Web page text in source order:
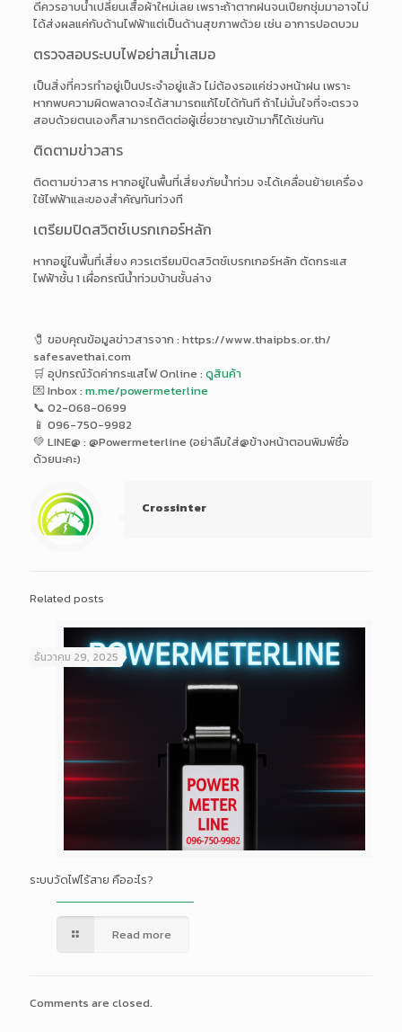
ดีควรอาบน้ำเปลี่ยนเสื้อผ้าใหม่เลย เพราะถ้าตากฝนจนเปียกชุ่มมาอาจไม่
ได้ส่งผลแค่กับด้านไฟฟ้าแต่เป็นด้านสุขภาพด้วย เช่น อาการปอดบวม
ตรวจสอบระบบไฟอย่าสม่ำเสมอ
เป็นสิ่งที่ควรทำอยู่เป็นประจำอยู่แล้ว ไม่ต้องรอแค่ช่วงหน้าฝน เพราะ
หากพบความผิดพลาดจะได้สามารถแก้ไขได้ทันที ถ้าไม่มั่นใจที่จะตรวจ
สอบด้วยตนเองก็สามารถติดต่อผู้เชี่ยวชาญเข้ามาก็ได้เช่นกัน
ติดตามข่าวสาร
ติดตามข่าวสาร หากอยู่ในพื้นที่เสี่ยงภัยน้ำท่วม จะได้เคลื่อนย้ายเครื่อง
ใช้ไฟฟ้าและของสำคัญทันท่วงที
เตรียมปิดสวิตช์เบรกเกอร์หลัก
หากอยู่ในพื้นที่เสี่ยง ควรเตรียมปิดสวิตช์เบรกเกอร์หลัก ตัดกระแส
ไฟฟ้าชั้น 1 เผื่อกรณีน้ำท่วมบ้านชั้นล่าง
🧷 ขอบคุณข้อมูลข่าวสารจาก : https://www.thaipbs.or.th/
safesavethai.com
🛒 อุปกรณ์วัดค่ากระแสไฟ Online : ดูสินค้า
💌 Inbox : m.me/powermeterline
📞 02-068-0699
📱 096-750-9982
💚 LINE@ : @Powermeterline (อย่าลืมใส่@ข้างหน้าตอนพิมพ์ชื่อ
ด้วยนะคะ)
Crossinter
Related posts
ธันวาคม 29, 2025
ระบบวัดไฟไร้สาย คืออะไร?
Read more
Comments are closed.